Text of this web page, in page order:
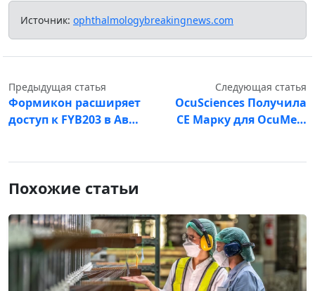
Источник: ophthalmologybreakingnews.com
Предыдущая статья
Формикон расширяет
доступ к FYB203 в Ав…
Следующая статья
OcuSciences Получила
CE Марку для OcuMe…
Похожие статьи